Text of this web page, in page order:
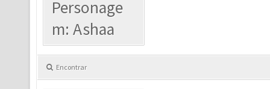
Personage
m: Ashaa
Encontrar